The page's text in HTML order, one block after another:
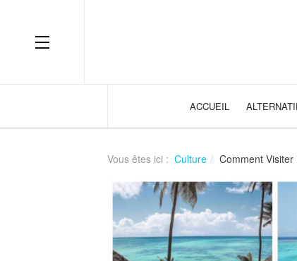
OFF CANVAS
ACCUEIL
Vous êtes ici : Culture Comment